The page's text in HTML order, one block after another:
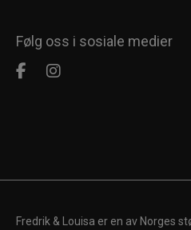
Følg oss i sosiale medier
Fredrik & Louisa er en av Norges